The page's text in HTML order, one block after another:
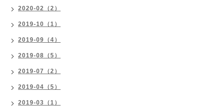
2020-02（2）
2019-10（1）
2019-09（4）
2019-08（5）
2019-07（2）
2019-04（5）
2019-03（1）